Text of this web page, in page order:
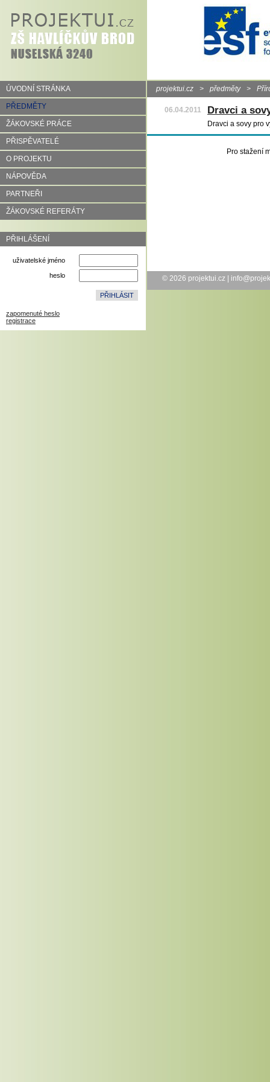
ÚVODNÍ STRÁNKA
PŘEDMĚTY
ŽÁKOVSKÉ PRÁCE
PŘISPĚVATELÉ
O PROJEKTU
NÁPOVĚDA
PARTNEŘI
ŽÁKOVSKÉ REFERÁTY
PŘIHLÁŠENÍ
uživatelské jméno
heslo
zapomenuté heslo
registrace
projektui.cz > předměty >
06.04.2011 Dravci a
Dravci a sovy pro
Pro stažení
© 2026 projektui.cz